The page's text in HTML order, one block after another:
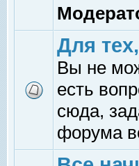
Для
Вы не
есть
сюда,
форума